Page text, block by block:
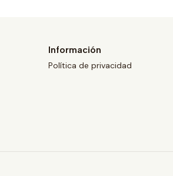
Información
Política de privacidad